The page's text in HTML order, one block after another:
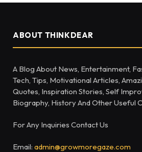
ABOUT THINKDEAR
A Blog About News, Entertainment,
Tech, Tips, Motivational Articles,
Quotes, Inspiration Stories, Self
Biography, History And Other Useful
For Any Inquiries Contact Us
Email: admin@growmoregaze.com